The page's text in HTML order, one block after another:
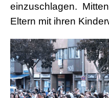
einzuschlagen.
Eltern mit ihren